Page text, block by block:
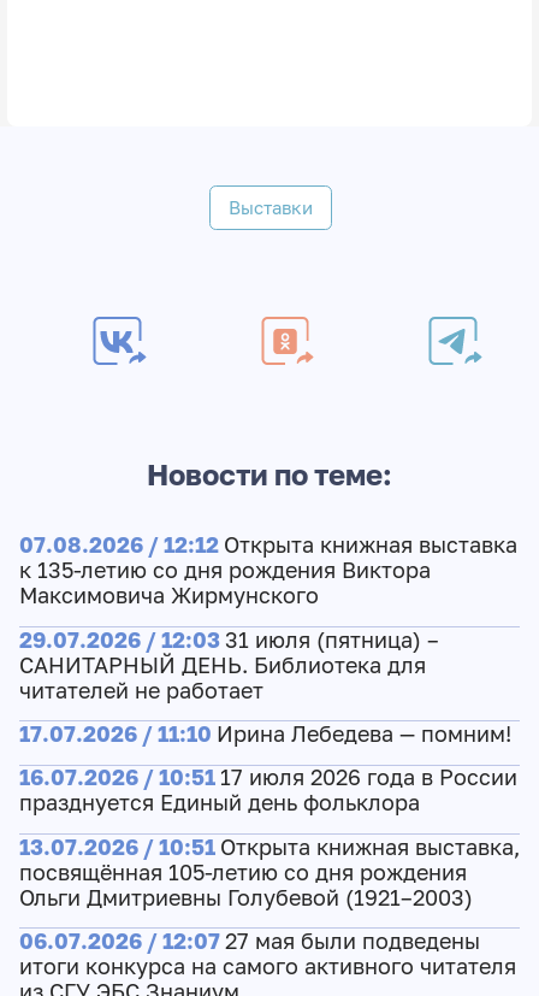
Выставки
Новости по теме:
07.08.2026 / 12:12 Открыта книжная выставка
к 135-летию со дня рождения Виктора
Максимовича Жирмунского
29.07.2026 / 12:03 31 июля (пятница) –
САНИТАРНЫЙ ДЕНЬ. Библиотека для
читателей не работает
17.07.2026 / 11:10 Ирина Лебедева — помним!
16.07.2026 / 10:51 17 июля 2026 года в России
празднуется Единый день фольклора
13.07.2026 / 10:51 Открыта книжная выставка,
посвящённая 105-летию со дня рождения
Ольги Дмитриевны Голубевой (1921–2003)
06.07.2026 / 12:0727 мая были подведены
итоги конкурса на самого активного читателя